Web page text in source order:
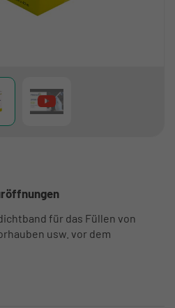
für das Füllen von
usw. vor dem